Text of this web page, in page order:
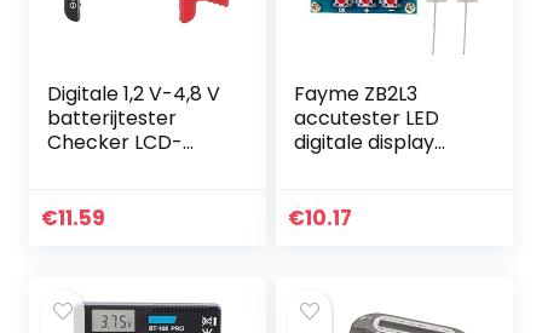
Digitale 1,2 V-4,8 V
batterijtester
Checker LCD-
batterijen
€11.59
Fayme ZB2L3
accutester LED
digitale display
test weerstand
€10.17